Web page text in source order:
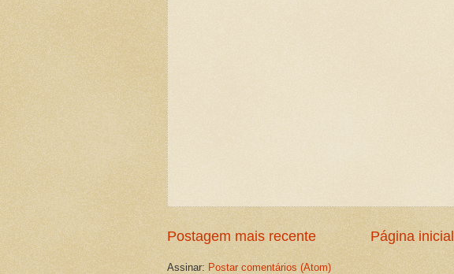
Postagem mais recente Página inicial
Assinar: Postar comentários (Atom)